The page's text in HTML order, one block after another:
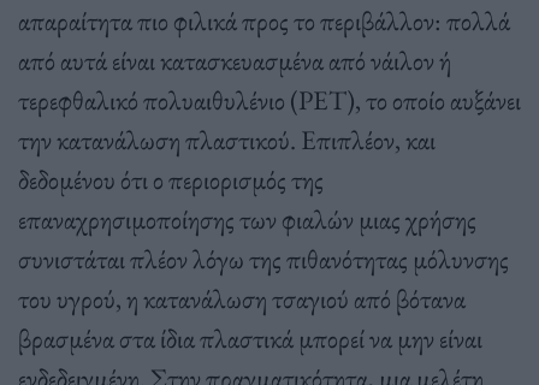
απαραίτητα πιο φιλικά προς το περιβάλλον: πολλά
από αυτά είναι κατασκευασμένα από νάιλον ή
τερεφθαλικό πολυαιθυλένιο (PET), το οποίο αυξάνει
την κατανάλωση πλαστικού. Επιπλέον, και
δεδομένου ότι ο περιορισμός της
επαναχρησιμοποίησης των φιαλών μιας χρήσης
συνιστάται πλέον λόγω της πιθανότητας μόλυνσης
του υγρού, η κατανάλωση τσαγιού από βότανα
βρασμένα στα ίδια πλαστικά μπορεί να μην είναι
ενδεδειγμένη. Στην πραγματικότητα, μια μελέτη